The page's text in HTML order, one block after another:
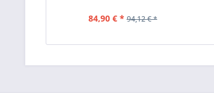
84,90 € * 94,12 € *